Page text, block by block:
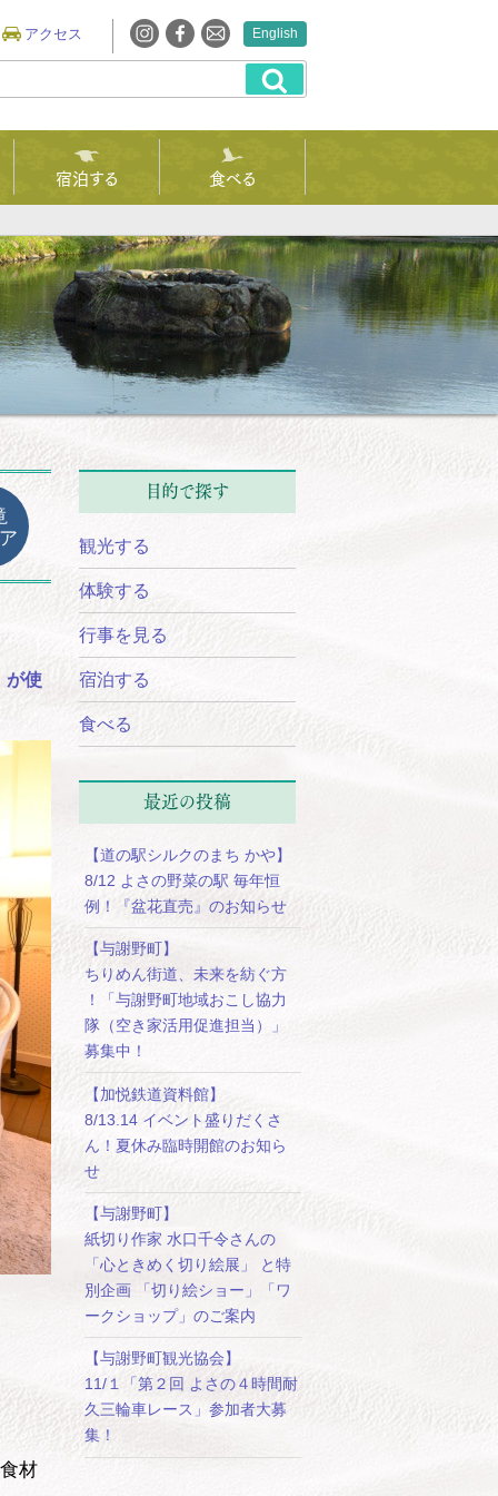
アクセス English
宿泊する 食べる
が使
材
目的で探す
観光する
体験する
行事を見る
宿泊する
食べる
最近の投稿
【道の駅シルクのまち かや】
8/12 よさの野菜の駅 毎年恒
例！『盆花直売』のお知らせ
【与謝野町】
ちりめん街道、未来を紡ぐ方
！「与謝野町地域おこし協力
隊（空き家活用促進担当）」
募集中！
【加悦鉄道資料館】
8/13.14 イベント盛りだくさ
ん！夏休み臨時開館のお知ら
せ
【与謝野町】
紙切り作家 水口千令さんの
「心ときめく切り絵展」 と特
別企画 「切り絵ショー」「ワ
ークショップ」のご案内
【与謝野町観光協会】
11/１「第２回 よさの４時間耐
久三輪車レース」参加者大募
集！